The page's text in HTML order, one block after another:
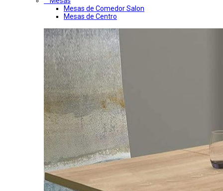
Mesas de Comedor Salon
Mesas de Centro